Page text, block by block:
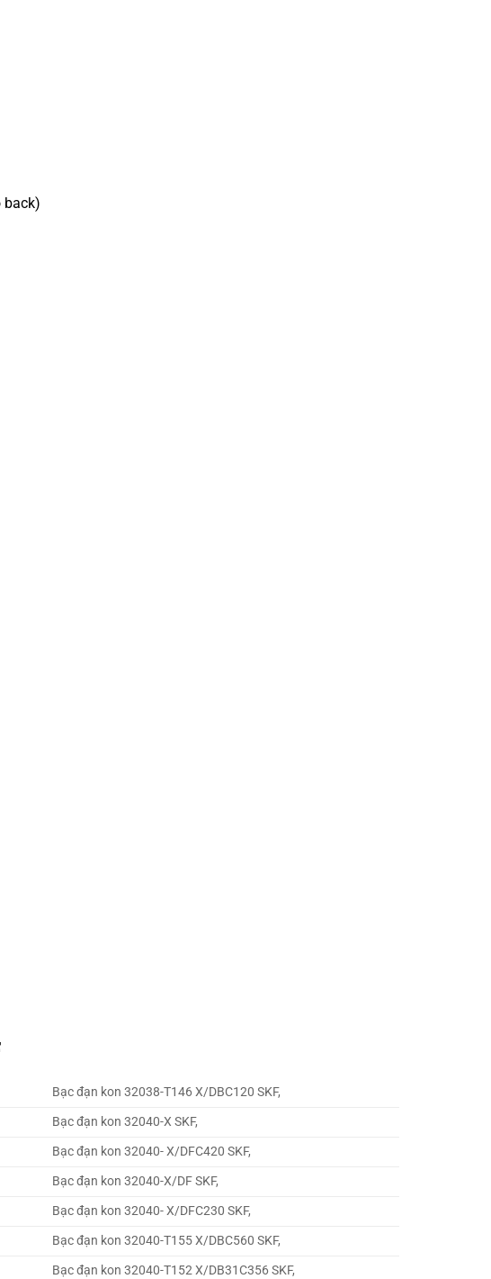
back)
Bạc đạn kon 32038-T146 X/DBC120 SKF,
Bạc đạn kon 32040-X SKF,
Bạc đạn kon 32040- X/DFC420 SKF,
Bạc đạn kon 32040-X/DF SKF,
Bạc đạn kon 32040- X/DFC230 SKF,
Bạc đạn kon 32040-T155 X/DBC560 SKF,
Bạc đạn kon 32040-T152 X/DB31C356 SKF,